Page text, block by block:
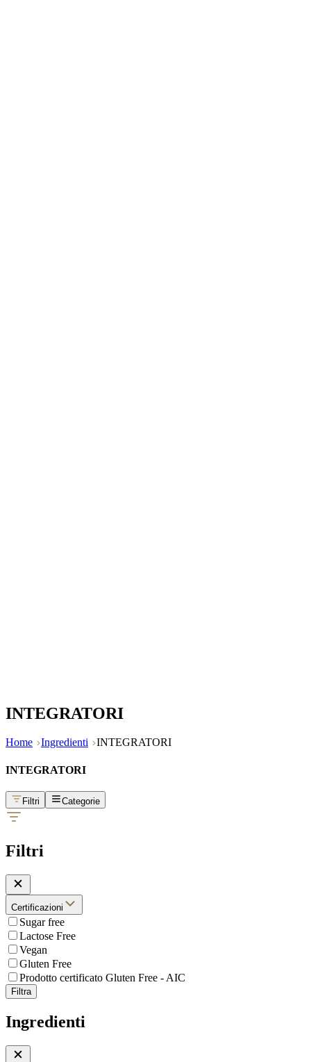
INTEGRATORI
Home Ingredienti INTEGRATORI
INTEGRATORI
Filtri Categorie
Filtri
Certificazioni
Sugar free
Lactose Free
Vegan
Gluten Free
Prodotto certificato Gluten Free - AIC
Filtra
Ingredienti